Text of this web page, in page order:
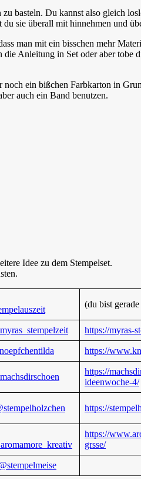
basteln. Du kannst also gleich
sie überall mit hinnehmen und
man mit ein bisschen mehr
Anleitung in Set oder aber tobe
ein bißchen Farbkarton in
auch ein Band benutzen.
Idee zu dem Stempelset.
(du bist
https://myras-
https://
https://
ideenwoche-4/
https://
https://
grsse/